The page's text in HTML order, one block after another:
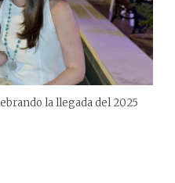
la llegada del 2025